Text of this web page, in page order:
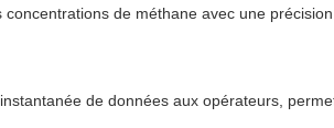
de méthane avec une
de données aux opérateurs,